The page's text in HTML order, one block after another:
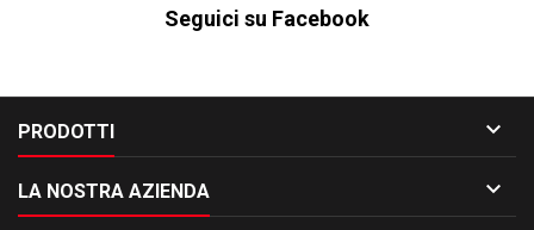
Seguici su Facebook
PRODOTTI 
LA NOSTRA AZIENDA 